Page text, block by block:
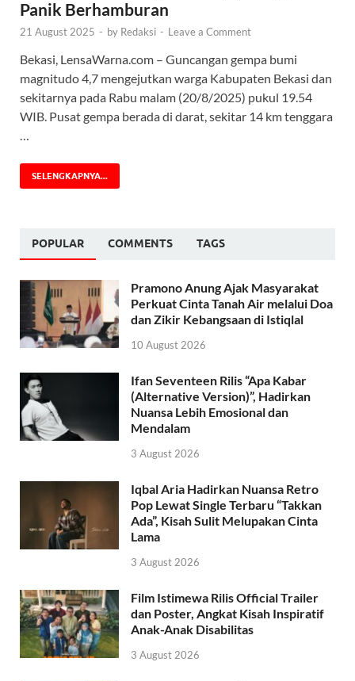
Panik Berhamburan
21 August 2025 - by Redaksi - Leave a Comment
Bekasi, LensaWarna.com – Guncangan gempa bumi
magnitudo 4,7 mengejutkan warga Kabupaten Bekasi dan
sekitarnya pada Rabu malam (20/8/2025) pukul 19.54
WIB. Pusat gempa berada di darat, sekitar 14 km tenggara
…
SELENGKAPNYA...
POPULAR COMMENTS TAGS
Pramono Anung Ajak Masyarakat
Perkuat Cinta Tanah Air melalui Doa
dan Zikir Kebangsaan di Istiqlal
10 August 2026
Ifan Seventeen Rilis “Apa Kabar
(Alternative Version)”, Hadirkan
Nuansa Lebih Emosional dan
Mendalam
3 August 2026
Iqbal Aria Hadirkan Nuansa Retro
Pop Lewat Single Terbaru “Takkan
Ada”, Kisah Sulit Melupakan Cinta
Lama
3 August 2026
Film Istimewa Rilis Official Trailer
dan Poster, Angkat Kisah Inspiratif
Anak-Anak Disabilitas
3 August 2026